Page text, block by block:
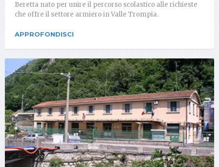
Beretta nato per unire il percorso scolastico alle richieste
che offre il settore armiero in Valle Trompia.
APPROFONDISCI